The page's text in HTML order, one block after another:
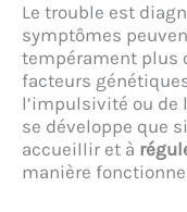
Le trouble est
symptômes
tempérament plus
facteurs
l’impulsivité ou de
se développe que
accueillir et à
manière